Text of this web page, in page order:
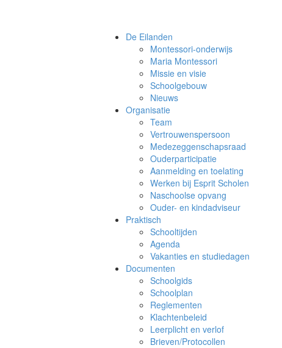
De Eilanden
Montessori-onderwijs
Maria Montessori
Missie en visie
Schoolgebouw
Nieuws
Organisatie
Team
Vertrouwenspersoon
Medezeggenschapsraad
Ouderparticipatie
Aanmelding en toelating
Werken bij Esprit Scholen
Naschoolse opvang
Ouder- en kindadviseur
Praktisch
Schooltijden
Agenda
Vakanties en studiedagen
Documenten
Schoolgids
Schoolplan
Reglementen
Klachtenbeleid
Leerplicht en verlof
Brieven/Protocollen